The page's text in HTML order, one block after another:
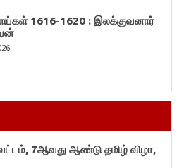
1616-1620 : இலக்குவனார்
வட்டம், 7ஆவது ஆண்டு தமிழ் விழா,